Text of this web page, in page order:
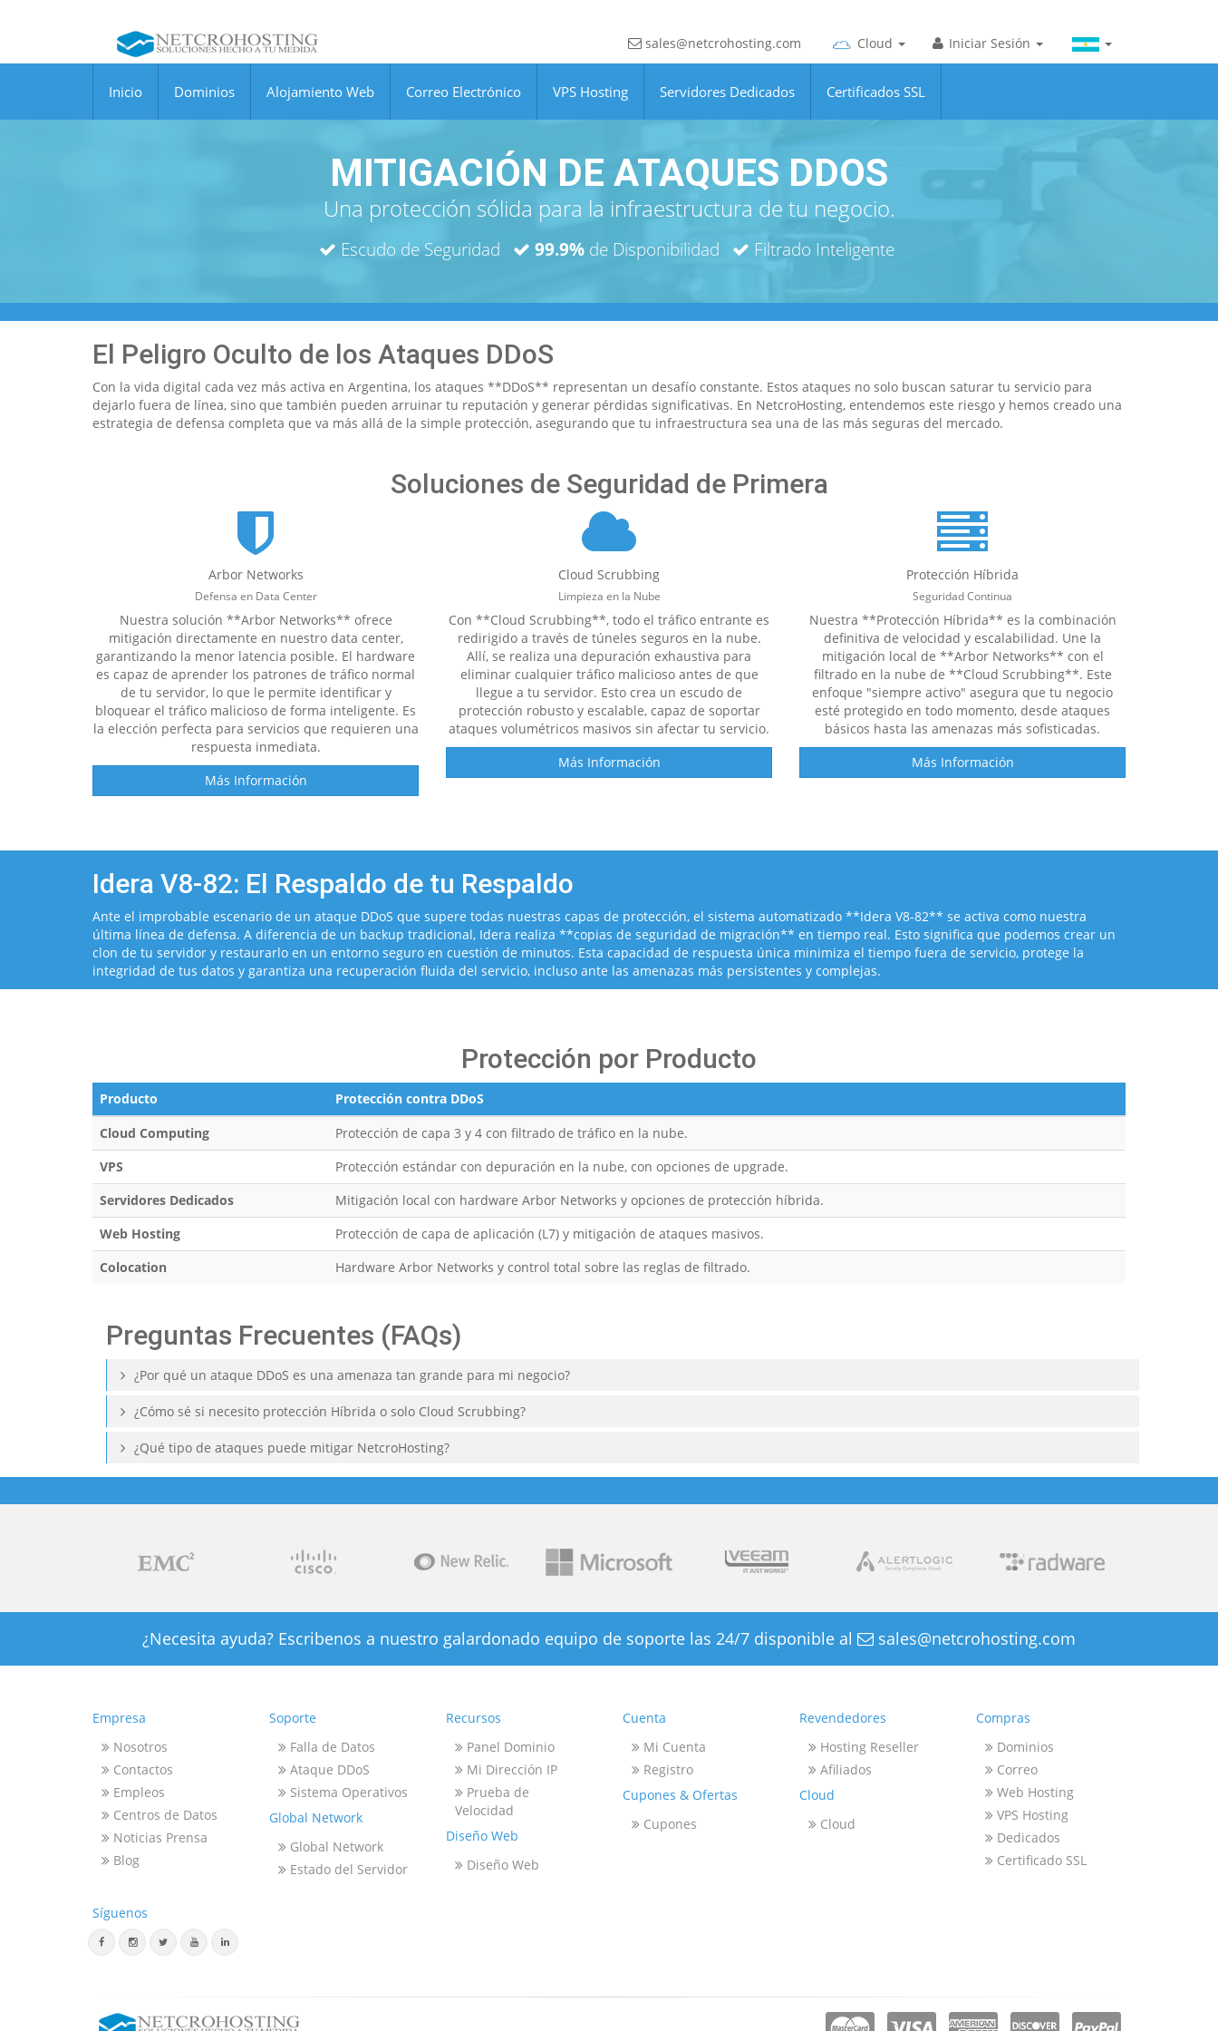
sales@netcrohosting.com Iniciar Sesión
Cloud
Inicio Dominios Alojamiento Web Correo Electrónico VPS Hosting Servidores Dedicados Certificados SSL
MITIGACIÓN DE ATAQUES DDOS
Una protección sólida para la infraestructura de tu negocio.
Escudo de Seguridad 99.9% de Disponibilidad Filtrado Inteligente
El Peligro Oculto de los Ataques DDoS
Con la vida digital cada vez más activa en Argentina, los ataques **DDoS** representan un desafío constante. Estos ataques no solo buscan saturar tu servicio para
dejarlo fuera de línea, sino que también pueden arruinar tu reputación y generar pérdidas significativas. En NetcroHosting, entendemos este riesgo y hemos creado una
estrategia de defensa completa que va más allá de la simple protección, asegurando que tu infraestructura sea una de las más seguras del mercado.
Soluciones de Seguridad de Primera
Arbor Networks
Defensa en Data Center
Nuestra solución **Arbor Networks** ofrece
mitigación directamente en nuestro data center,
garantizando la menor latencia posible. El hardware
es capaz de aprender los patrones de tráfico normal
de tu servidor, lo que le permite identificar y
bloquear el tráfico malicioso de forma inteligente. Es
la elección perfecta para servicios que requieren una
respuesta inmediata.
Más Información
Cloud Scrubbing
Limpieza en la Nube
Con **Cloud Scrubbing**, todo el tráfico entrante es
redirigido a través de túneles seguros en la nube.
Allí, se realiza una depuración exhaustiva para
eliminar cualquier tráfico malicioso antes de que
llegue a tu servidor. Esto crea un escudo de
protección robusto y escalable, capaz de soportar
ataques volumétricos masivos sin afectar tu servicio.
Más Información
Protección Híbrida
Seguridad Continua
Nuestra **Protección Híbrida** es la combinación
definitiva de velocidad y escalabilidad. Une la
mitigación local de **Arbor Networks** con el
filtrado en la nube de **Cloud Scrubbing**. Este
enfoque "siempre activo" asegura que tu negocio
esté protegido en todo momento, desde ataques
básicos hasta las amenazas más sofisticadas.
Más Información
Idera V8-82: El Respaldo de tu Respaldo
Ante el improbable escenario de un ataque DDoS que supere todas nuestras capas de protección, el sistema automatizado **Idera V8-82** se activa como nuestra
última línea de defensa. A diferencia de un backup tradicional, Idera realiza **copias de seguridad de migración** en tiempo real. Esto significa que podemos crear un
clon de tu servidor y restaurarlo en un entorno seguro en cuestión de minutos. Esta capacidad de respuesta única minimiza el tiempo fuera de servicio, protege la
integridad de tus datos y garantiza una recuperación fluida del servicio, incluso ante las amenazas más persistentes y complejas.
Protección por Producto
Producto
Protección contra DDoS
Cloud Computing
Protección de capa 3 y 4 con filtrado de tráfico en la nube.
VPS
Protección estándar con depuración en la nube, con opciones de upgrade.
Servidores Dedicados
Mitigación local con hardware Arbor Networks y opciones de protección híbrida.
Web Hosting
Protección de capa de aplicación (L7) y mitigación de ataques masivos.
Colocation
Hardware Arbor Networks y control total sobre las reglas de filtrado.
Preguntas Frecuentes (FAQs)
¿Por qué un ataque DDoS es una amenaza tan grande para mi negocio?
¿Cómo sé si necesito protección Híbrida o solo Cloud Scrubbing?
¿Qué tipo de ataques puede mitigar NetcroHosting?
¿Necesita ayuda? Escribenos a nuestro galardonado equipo de soporte las 24/7 disponible al sales@netcrohosting.com
Empresa
Nosotros
Contactos
Empleos
Centros de Datos
Noticias Prensa
Blog
Soporte
Falla de Datos
Ataque DDoS
Sistema Operativos
Global Network
Global Network
Estado del Servidor
Recursos
Panel Dominio
Mi Dirección IP
Prueba de
Velocidad
Diseño Web
Diseño Web
Cuenta
Mi Cuenta
Registro
Cupones & Ofertas
Cupones
Revendedores
Hosting Reseller
Afiliados
Cloud
Cloud
Compras
Dominios
Correo
Web Hosting
VPS Hosting
Dedicados
Certificado SSL
Síguenos